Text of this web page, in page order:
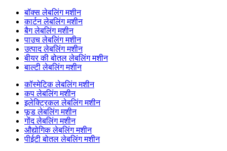
बॉक्स लेबलिंग मशीन
कार्टन लेबलिंग मशीन
बैग लेबलिंग मशीन
पाउच लेबलिंग मशीन
उत्पाद लेबलिंग मशीन
बीयर की बोतल लेबलिंग मशीन
बाल्टी लेबलिंग मशीन
कॉस्मेटिक लेबलिंग मशीन
कप लेबलिंग मशीन
इलेक्ट्रिकल लेबलिंग मशीन
फूड लेबलिंग मशीन
गोंद लेबलिंग मशीन
औद्योगिक लेबलिंग मशीन
पीईटी बोतल लेबलिंग मशीन